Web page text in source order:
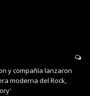
y compañía lanzaron
moderna del Rock,